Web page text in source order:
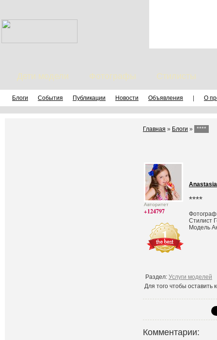
Дети модели Фотографы Стилисты
Блоги События Публикации Новости Объявления О
Главная » Блоги » ****
Авторитет
+124797
****
Стилист
Модель
Раздел: Услуги моделей
Для того чтобы
Комментарии: